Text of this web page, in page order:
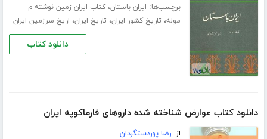
برچسب‌ها: ایران باستان،کتاب ایران زمین نوشته م
موله، تاریخ کشور ایران، تاریخ ایران، اریخ سرزمین ایران
دانلود کتاب
دانلود کتاب عوارض شناخته شده داروهای فارماکوپه ایران
از:رضا پوردستگردان